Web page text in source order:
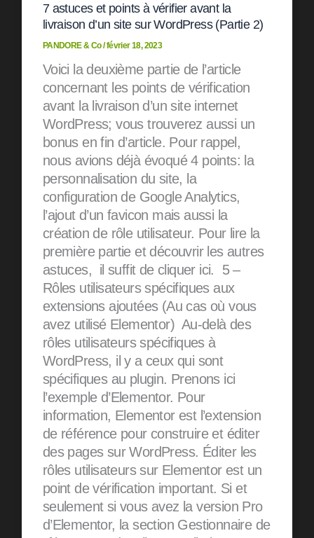
7 astuces et points à vérifier avant la
livraison d’un site sur WordPress (Partie 2)
PANDORE & Co/février 18, 2023
Voici la deuxième partie de l’article
concernant les points de vérification
avant la livraison d’un site internet
WordPress; vous trouverez aussi un
bonus en fin d’article. Pour rappel,
nous avions déjà évoqué 4 points: la
personnalisation du site, la
configuration de Google Analytics,
l’ajout d’un favicon mais aussi la
création de rôle utilisateur. Pour lire la
première partie et découvrir les autres
astuces, il suffit de cliquer ici. 5 –
Rôles utilisateurs spécifiques aux
extensions ajoutées (Au cas où vous
avez utilisé Elementor) Au-delà des
rôles utilisateurs spécifiques à
WordPress, il y a ceux qui sont
spécifiques au plugin. Prenons ici
l’exemple d’Elementor. Pour
information, Elementor est l’extension
de référence pour construire et éditer
des pages sur WordPress. Éditer les
rôles utilisateurs sur Elementor est un
point de vérification important. Si et
seulement si vous avez la version Pro
d’Elementor, la section Gestionnaire de